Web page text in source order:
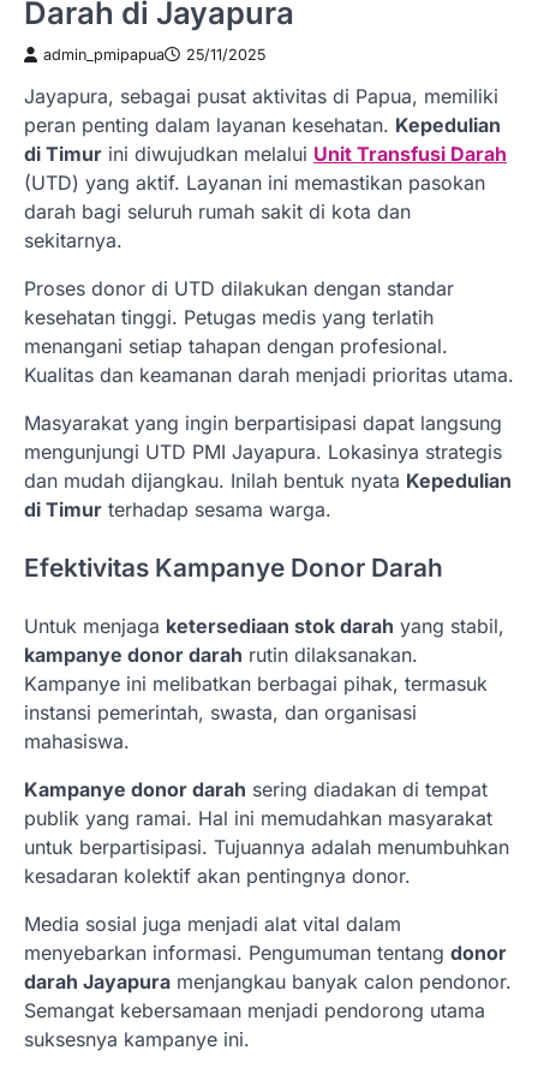
Darah di Jayapura
admin_pmipapua 25/11/2025
Jayapura, sebagai pusat aktivitas di Papua, memiliki
peran penting dalam layanan kesehatan. Kepedulian
di Timur ini diwujudkan melalui Unit Transfusi Darah
(UTD) yang aktif. Layanan ini memastikan pasokan
darah bagi seluruh rumah sakit di kota dan
sekitarnya.
Proses donor di UTD dilakukan dengan standar
kesehatan tinggi. Petugas medis yang terlatih
menangani setiap tahapan dengan profesional.
Kualitas dan keamanan darah menjadi prioritas utama.
Masyarakat yang ingin berpartisipasi dapat langsung
mengunjungi UTD PMI Jayapura. Lokasinya strategis
dan mudah dijangkau. Inilah bentuk nyata Kepedulian
di Timur terhadap sesama warga.
Efektivitas Kampanye Donor Darah
Untuk menjaga ketersediaan stok darah yang stabil,
kampanye donor darah rutin dilaksanakan.
Kampanye ini melibatkan berbagai pihak, termasuk
instansi pemerintah, swasta, dan organisasi
mahasiswa.
Kampanye donor darah sering diadakan di tempat
publik yang ramai. Hal ini memudahkan masyarakat
untuk berpartisipasi. Tujuannya adalah menumbuhkan
kesadaran kolektif akan pentingnya donor.
Media sosial juga menjadi alat vital dalam
menyebarkan informasi. Pengumuman tentang donor
darah Jayapura menjangkau banyak calon pendonor.
Semangat kebersamaan menjadi pendorong utama
suksesnya kampanye ini.